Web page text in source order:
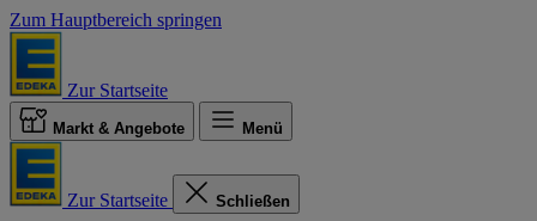
Zum Hauptbereich springen
Zur Startseite
Markt & Angebote Menü
Zur Startseite Schließen